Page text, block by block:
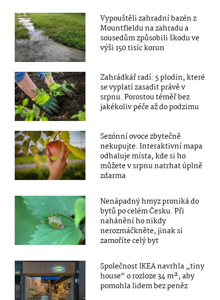
Vypouštěli zahradní bazén z
Mountfieldu na zahradu a
sousedům způsobili škodu ve
výši 150 tisíc korun
Zahrádkář radí: 5 plodin, které
se vyplatí zasadit právě v
srpnu. Porostou téměř bez
jakékoliv péče až do podzimu
Sezónní ovoce zbytečně
nekupujte. Interaktivní mapa
odhaluje místa, kde si ho
můžete v srpnu natrhat úplně
zdarma
Nenápadný hmyz proniká do
bytů po celém Česku. Při
nahánění ho nikdy
nerozmáčkněte, jinak si
zamoříte celý byt
Společnost IKEA navrhla „tiny
house“ o rozloze 34 m², aby
pomohla lidem bez peněz